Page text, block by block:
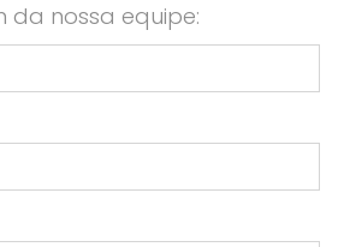
da nossa equipe: